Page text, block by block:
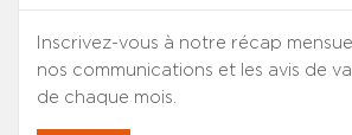
Inscrivez-vous à notre récap
nos communications et les avis de
de chaque mois.